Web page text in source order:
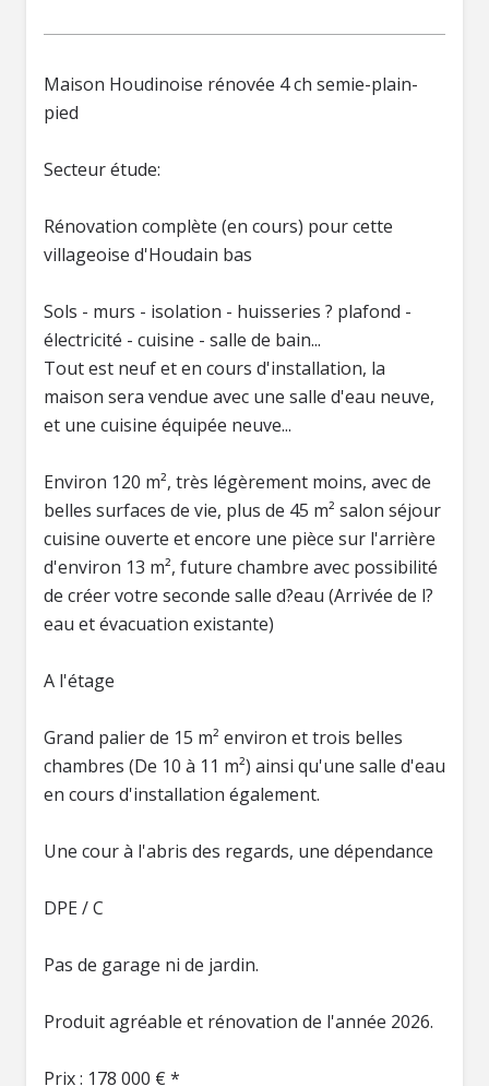
Maison Houdinoise rénovée 4 ch semie-plain-
pied
Secteur étude:
Rénovation complète (en cours) pour cette
villageoise d'Houdain bas
Sols - murs - isolation - huisseries ? plafond -
électricité - cuisine - salle de bain...
Tout est neuf et en cours d'installation, la
maison sera vendue avec une salle d'eau neuve,
et une cuisine équipée neuve...
Environ 120 m², très légèrement moins, avec de
belles surfaces de vie, plus de 45 m² salon séjour
cuisine ouverte et encore une pièce sur l'arrière
d'environ 13 m², future chambre avec possibilité
de créer votre seconde salle d?eau (Arrivée de l?
eau et évacuation existante)
A l'étage
Grand palier de 15 m² environ et trois belles
chambres (De 10 à 11 m²) ainsi qu'une salle d'eau
en cours d'installation également.
Une cour à l'abris des regards, une dépendance
DPE / C
Pas de garage ni de jardin.
Produit agréable et rénovation de l'année 2026.
Prix : 178 000 € *